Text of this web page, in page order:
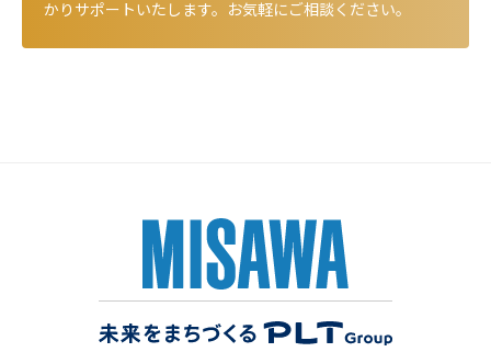
かりサポートいたします。お気軽にご相談ください。